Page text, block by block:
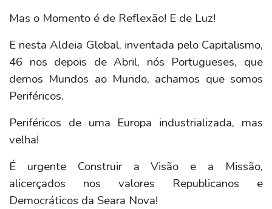
Mas o Momento é de Reflexão! E de Luz!
E nesta Aldeia Global, inventada pelo Capitalismo,
46 nos depois de Abril, nós Portugueses, que
demos Mundos ao Mundo, achamos que somos
Periféricos.
Periféricos de uma Europa industrializada, mas
velha!
É urgente Construir a Visão e a Missão,
alicerçados nos valores Republicanos e
Democráticos da Seara Nova!